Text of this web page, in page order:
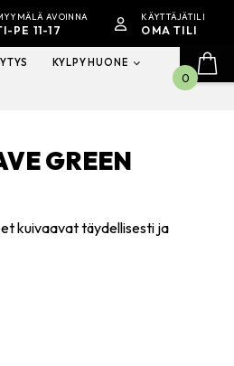
AVOINNA
PE 11-17
KÄYTTÄJÄTILI
OMA TILI
KYLPYHUONE
GREEN
kuivaavat täydellisesti ja
0